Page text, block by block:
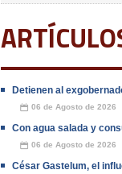
Detienen al
📅 06 de Agosto de 2026
Con agua salada y
📅 06 de Agosto de 2026
César Gastelum, el